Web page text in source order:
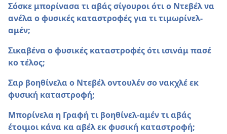
Σόσκε μπορίνασα τι αβάς σίγουροι ότι ο Ντεβέλ να
ανέλα ο φυσικές καταστροφές για τι τιμωρίνελ-
αμέν;
Σικαβένα ο φυσικές καταστροφές ότι ισινάμ πασέ
κο τέλος;
Σαρ βοηθίνελα ο Ντεβέλ οντουλέν σο νακχλέ εκ
φυσική καταστροφή;
Μπορίνελα η Γραφή τι βοηθίνελ-αμέν τι αβάς
έτοιμοι κάνα κα αβέλ εκ φυσική καταστροφή;